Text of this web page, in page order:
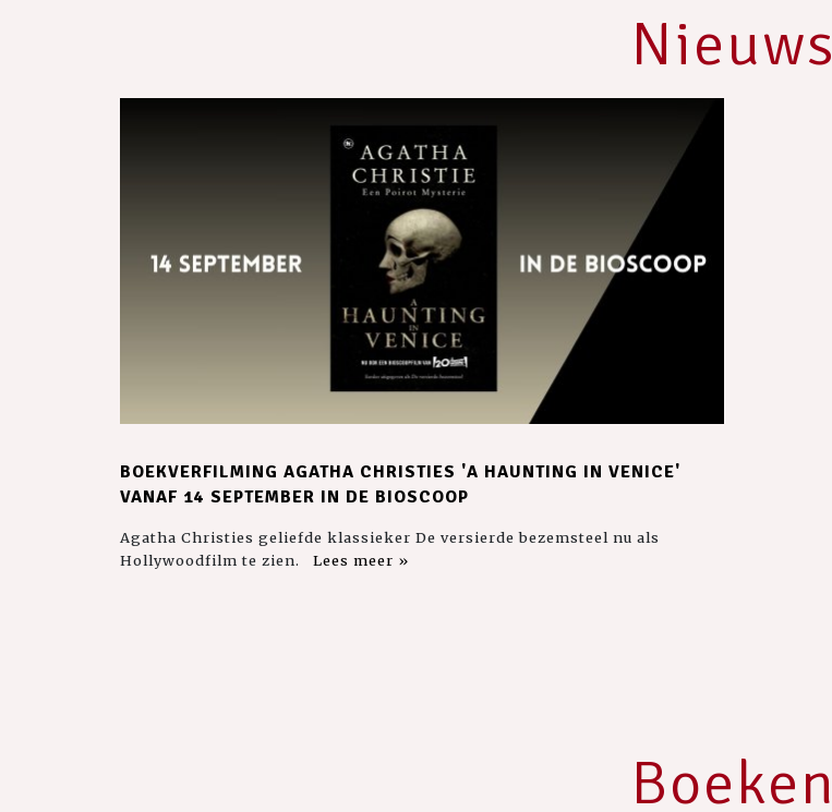
Nieuws
BOEKVERFILMING AGATHA CHRISTIES 'A HAUNTING IN VENICE'
VANAF 14 SEPTEMBER IN DE BIOSCOOP
Agatha Christies geliefde klassieker De versierde bezemsteel nu als
Hollywoodfilm te zien. Lees meer »
Boeken